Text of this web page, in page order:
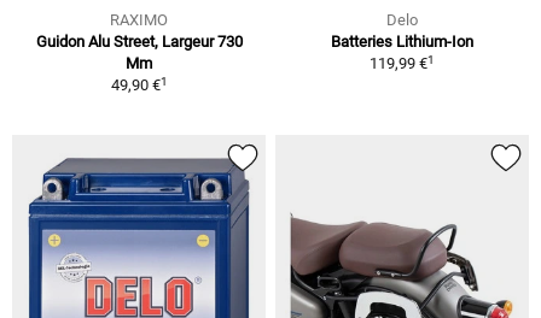
RAXIMO
Guidon Alu Street, Largeur 730
Mm
49,90 €1
Delo
Batteries Lithium-Ion
119,99 €1